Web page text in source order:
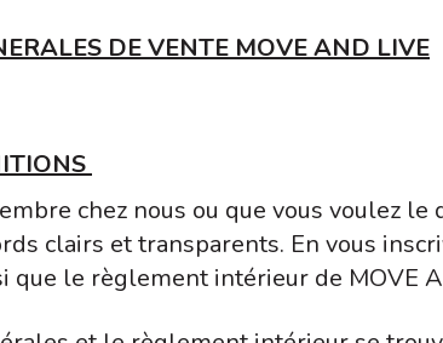
DE VENTE MOVE AND LIVE
chez nous ou que vous voulez
clairs et transparents. En vous
que le règlement intérieur de MOVE